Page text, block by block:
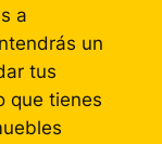
a
un
tus
que tienes